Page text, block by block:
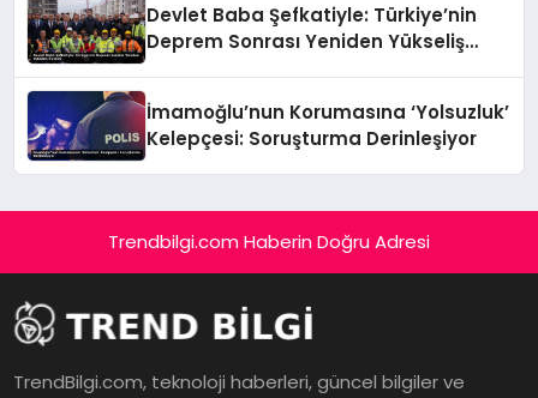
Devlet Baba Şefkatiyle: Türkiye’nin
Deprem Sonrası Yeniden Yükseliş
İmamoğlu’nun Korumasına ‘Yolsuzluk’
Kelepçesi: Soruşturma Derinleşiyor
Trendbilgi.com Haberin Doğru Adresi
TrendBilgi.com, teknoloji haberleri, güncel bilgiler ve